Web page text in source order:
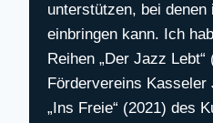
unterstützen, bei
einbringen kann. Ich
Reihen „Der Jazz Lebt“
Fördervereins Kasseler
„Ins Freie“ (2021) des